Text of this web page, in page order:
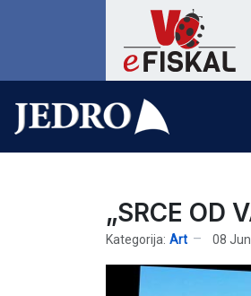
„SRCE OD
Kategorija: Art 08